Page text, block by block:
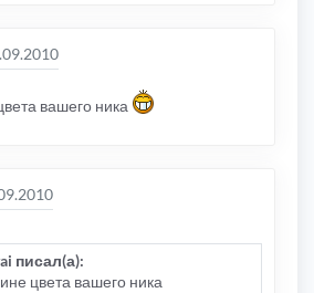
вашего ника
писал(а):
цвета вашего ника